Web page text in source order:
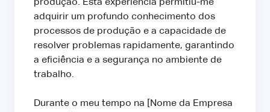
produção. Esta experiência permitiu-me
adquirir um profundo conhecimento dos
processos de produção e a capacidade de
resolver problemas rapidamente, garantindo
a eficiência e a segurança no ambiente de
trabalho.
Durante o meu tempo na [Nome da Empresa